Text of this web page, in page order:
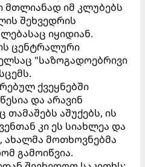
მთლიანად იმ კლუბებს
შეხვედრის
იყიდიან.
ცენტრალური
"საზოგადოებრივი
ქვეყნებში
და არავინ
თამაშებს აშუქებს, ის
კი ეს სიახლეა და
ახალმა მოთხოვნებმა
გამოიწვია.